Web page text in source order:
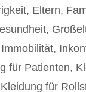
, Eltern,
,
Immobilität,
für Patienten,
Kleidung für